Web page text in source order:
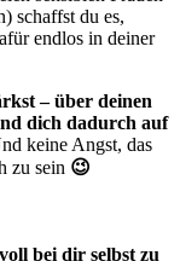
schaffst du es,
endlos in deiner
– über deinen
dich dadurch auf
keine Angst, das
zu sein 😉
bei dir selbst zu